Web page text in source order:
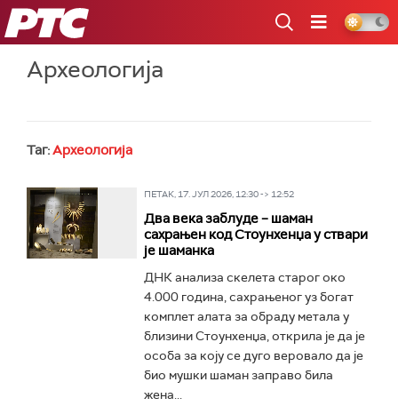
РТС
Археологија
Таг:Археологија
ПЕТАК, 17. ЈУЛ 2026, 12:30 -> 12:52
Два века заблуде – шаман
сахрањен код Стоунхенџа у ствари
је шаманка
ДНК анализа скелета старог око
4.000 година, сахрањеног уз богат
комплет алата за обраду метала у
близини Стоунхенџа, открила је да је
особа за коју се дуго веровало да је
био мушки шаман заправо била
жена...